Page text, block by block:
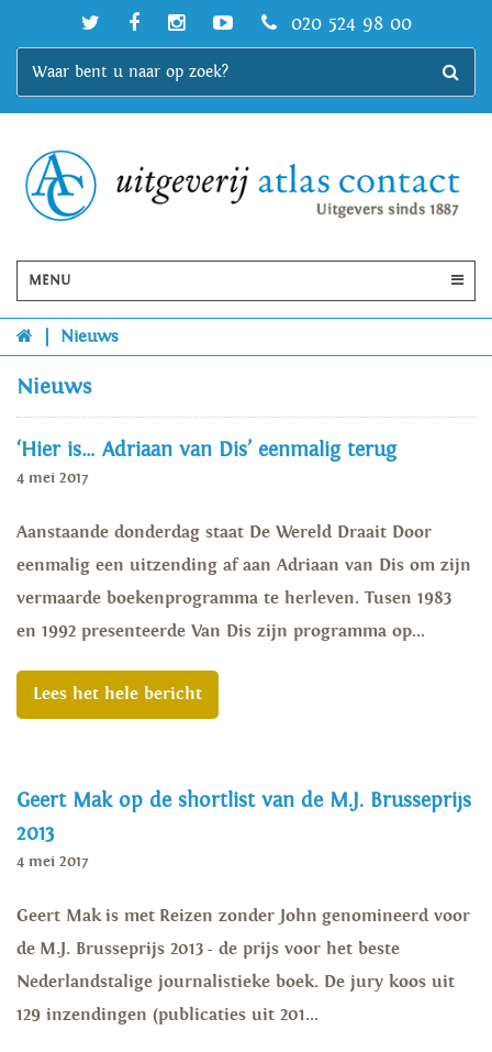
020 524 98 00
MENU
Nieuws
Nieuws
‘Hier is… Adriaan van Dis’ eenmalig terug
4 mei 2017
Aanstaande donderdag staat De Wereld Draait Door
eenmalig een uitzending af aan Adriaan van Dis om zijn
vermaarde boekenprogramma te herleven. Tusen 1983
en 1992 presenteerde Van Dis zijn programma op...
Lees het hele bericht
Geert Mak op de shortlist van de M.J. Brusseprijs
2013
4 mei 2017
Geert Mak is met Reizen zonder John genomineerd voor
de M.J. Brusseprijs 2013 - de prijs voor het beste
Nederlandstalige journalistieke boek. De jury koos uit
129 inzendingen (publicaties uit 201...